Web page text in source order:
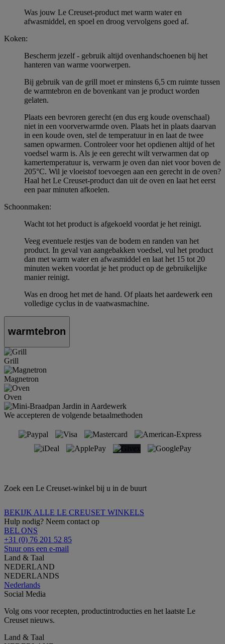
Was jouw Le Creuset-product met warm water en
afwasmiddel, en spoel en droog vervolgens goed af.
Koken:
Bescherm jezelf - gebruik altijd ovenhandschoenen bij het
hanteren van warme voorwerpen.
Bij gebruik van de grill moet er minstens 6,5 cm ruimte tussen
de warmtebron en de bovenkant van je product worden
gelaten.
Plaats een bevroren gerecht (en dus erg koude ovenschaal)
niet in een voorverwarmde oven. Plaats het in plaats daarvan
in een koude oven, stel de temperatuur in en laat de twee
samen opwarmen. Controleer voor het opdienen altijd of het
voedsel warm is. Als je een gerecht wilt verwarmen dat op
kamertemperatuur is, verwarm je oven dan niet voor boven de
205°C. Wil je vloeistof toevoegen aan een gerecht in de oven?
Haal het Le Creuset-product dan uit de oven en laat het eerst
een paar minuten afkoelen.
Schoonmaken:
Wacht tot het product is afgekoeld voordat je het reinigt.
Veeg eventuele restjes van de bodem en randen van het
product. In geval van aangebakken voedsel, vul het product
dan met warm water en afwasmiddel en laat het 15 tot 20
minuten weken voordat je het product op de gebruikelijke
manier reinigt.
Was en droog het met de hand. Of plaats het aardewerk een
volledige cyclus in de vaatwasmachine.
warmtebron
Grill
Magnetron
Oven
We accepteren de volgende betaalmethoden
Zoek een Le Creuset-winkel bij u in de buurt
BEKIJK ALLE LE CREUSET WINKELS
Hulp nodig? Neem contact op
BEL ONS
+31 (0) 76 201 52 85
Stuur ons een e-mail
Land & Taal
NEDERLAND
NEDERLANDS
Nederlands
Social Media
Volg ons voor recepten, productintroducties en het laatste Le
Creuset nieuws.
Land & Taal